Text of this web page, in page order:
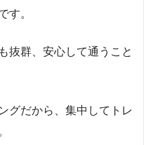
す。
群、安心して通うこと
グだから、集中してトレ